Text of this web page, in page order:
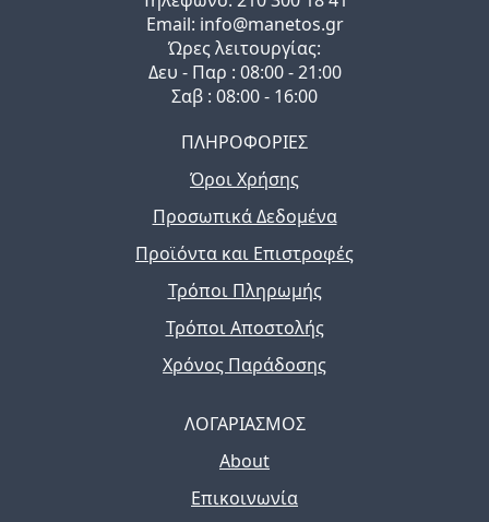
Email: info@manetos.gr
Ώρες λειτουργίας:
Δευ - Παρ : 08:00 - 21:00
Σαβ : 08:00 - 16:00
ΠΛΗΡΟΦΟΡΙΕΣ
Όροι Χρήσης
Προσωπικά Δεδομένα
Προϊόντα και Επιστροφές
Τρόποι Πληρωμής
Τρόποι Αποστολής
Χρόνος Παράδοσης
ΛΟΓΑΡΙΑΣΜΟΣ
About
Επικοινωνία